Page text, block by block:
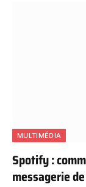
MULTIMÉDIA
Spotify :
messagerie